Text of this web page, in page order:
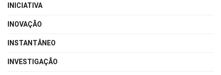
INICIATIVA
INOVAÇÃO
INSTANTÂNEO
INVESTIGAÇÃO